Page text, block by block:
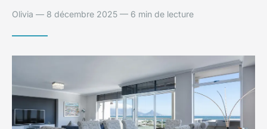
Olivia — 8 décembre 2025 — 6 min de lecture